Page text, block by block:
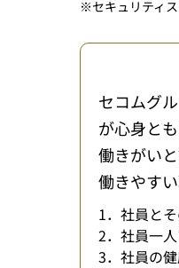
セキュリティ
セコムグ
が心身と
働きがい
働きやす
1．社員と
2．社員一
3．社員の